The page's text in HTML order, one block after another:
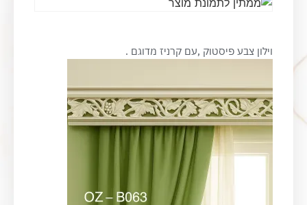
וילון צבע פיסטוק ,עם קרניז מדוגם .